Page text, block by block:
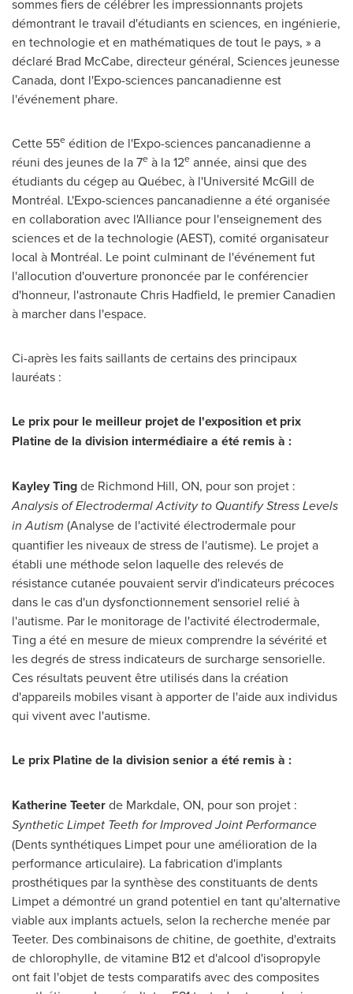
sommes fiers de célébrer les impressionnants projets
démontrant le travail d'étudiants en sciences, en ingénierie,
en technologie et en mathématiques de tout le pays, » a
déclaré Brad McCabe, directeur général, Sciences jeunesse
Canada, dont l'Expo-sciences pancanadienne est
l'événement phare.
Cette 55e édition de l'Expo-sciences pancanadienne a
réuni des jeunes de la 7e à la 12e année, ainsi que des
étudiants du cégep au Québec, à l'Université McGill de
Montréal. L'Expo-sciences pancanadienne a été organisée
en collaboration avec l'Alliance pour l'enseignement des
sciences et de la technologie (AEST), comité organisateur
local à Montréal. Le point culminant de l'événement fut
l'allocution d'ouverture prononcée par le conférencier
d'honneur, l'astronauteChris Hadfield, le premier Canadien
à marcher dans l'espace.
Ci-après les faits saillants de certains des principaux
lauréats :
Le prix pour le meilleur projet de l'exposition et prix
Platine de la division intermédiaire a été remis à :
Kayley Tingde Richmond Hill, ON, pour son projet :
Analysis of Electrodermal Activity to Quantify Stress Levels
in Autism (Analyse de l'activité électrodermale pour
quantifier les niveaux de stress de l'autisme). Le projet a
établi une méthode selon laquelle des relevés de
résistance cutanée pouvaient servir d'indicateurs précoces
dans le cas d'un dysfonctionnement sensoriel relié à
l'autisme. Par le monitorage de l'activité électrodermale,
Ting a été en mesure de mieux comprendre la sévérité et
les degrés de stress indicateurs de surcharge sensorielle.
Ces résultats peuvent être utilisés dans la création
d'appareils mobiles visant à apporter de l'aide aux individus
qui vivent avec l'autisme.
Le prix Platine de la division senior a été remis à :
Katherine Teeterde Markdale, ON, pour son projet :
Synthetic Limpet Teeth for Improved Joint Performance
(Dents synthétiques Limpet pour une amélioration de la
performance articulaire). La fabrication d'implants
prosthétiques par la synthèse des constituants de dents
Limpet a démontré un grand potentiel en tant qu'alternative
viable aux implants actuels, selon la recherche menée par
Teeter. Des combinaisons de chitine, de goethite, d'extraits
de chlorophylle, de vitamine B12 et d'alcool d'isopropyle
ont fait l'objet de tests comparatifs avec des composites